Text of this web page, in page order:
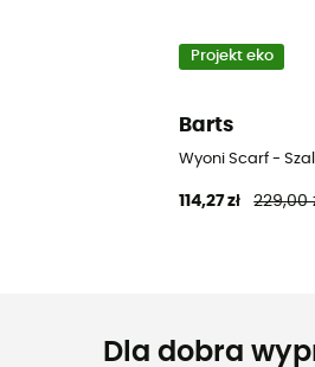
Projekt eko
Barts
Wyoni Scarf -
114,27 zł 229,00
Dla dobra